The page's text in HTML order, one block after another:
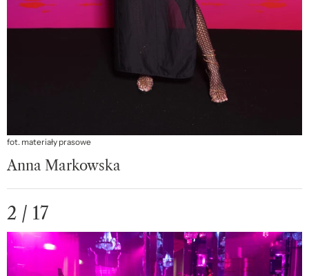
fot. materiały prasowe
Anna Markowska
2 / 17